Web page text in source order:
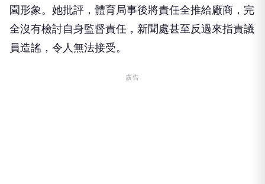
園形象。她批評，體育局事後將責任全推給廠商，完
全沒有檢討自身監督責任，新聞處甚至反過來指責議
員造謠，令人無法接受。
廣告